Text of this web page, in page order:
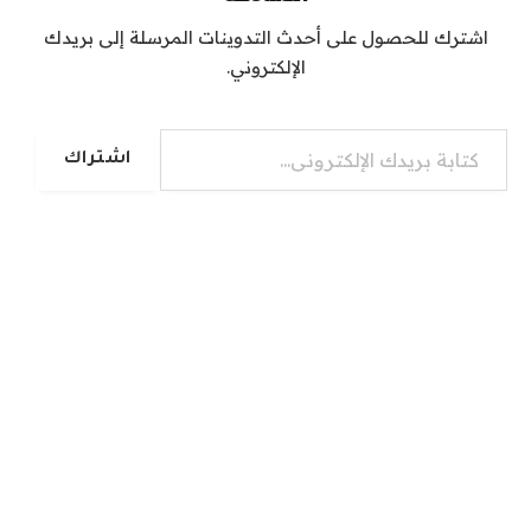
اشترك للحصول على أحدث التدوينات المرسلة إلى بريدك
الإلكتروني.
كتابة بريدك الإلكتروني...
اشتراك